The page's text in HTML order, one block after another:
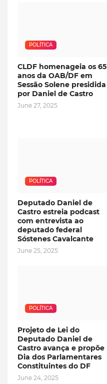
POLÍTICA
CLDF homenageia os 65
anos da OAB/DF em
Sessão Solene presidida
por Daniel de Castro
June 27, 2025
POLÍTICA
Deputado Daniel de
Castro estreia podcast
com entrevista ao
deputado federal
Sóstenes Cavalcante
June 25, 2025
POLÍTICA
Projeto de Lei do
Deputado Daniel de
Castro avança e propõe
Dia dos Parlamentares
Constituintes do DF
June 24, 2025